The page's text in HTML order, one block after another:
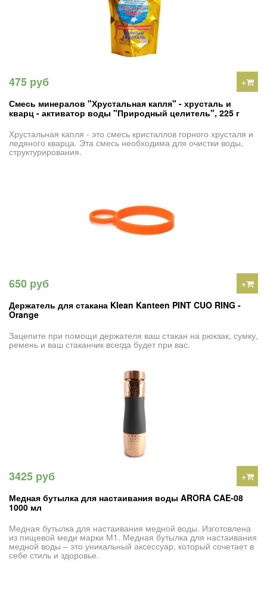
475 руб
+
Смесь минералов "Хрустальная капля" - хрусталь и
кварц - активатор воды "Природный целитель", 225 г
Хрустальная капля - это смесь кристаллов горного хрусталя и
ледяного кварца. Эта смесь необходима для очистки воды,
структурирования.
650 руб
+
Держатель для стакана Klean Kanteen PINT CUO RING -
Orange
Зацепите при помощи держателя ваш стакан на рюкзак, сумку,
ремень и ваш стаканчик всегда будет при вас.
3425 руб
+
Медная бутылка для настаивания воды ARORA CAE-08
1000 мл
Медная бутылка для настаивания медной воды. Изготовлена
из пищевой меди марки М1. Медная бутылка для настаивания
медной воды – это уникальный аксессуар, который сочетает в
себе стиль и здоровье.